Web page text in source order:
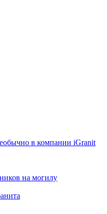
в компании iGranit
на могилу